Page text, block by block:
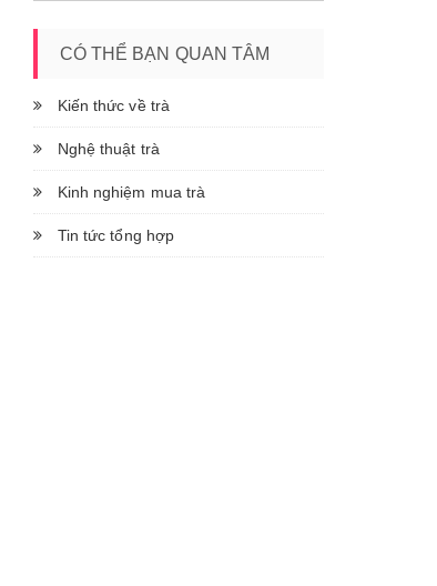
CÓ THỂ BẠN QUAN TÂM
Kiến thức về trà
Nghệ thuật trà
Kinh nghiệm mua trà
Tin tức tổng hợp